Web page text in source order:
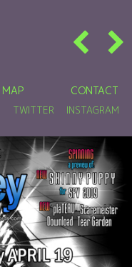
MAP CONTACT
TWITTER INSTAGRAM